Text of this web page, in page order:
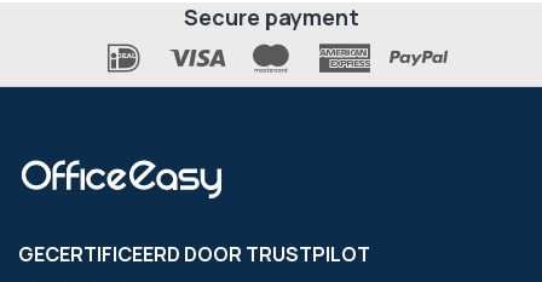
Secure payment
GECERTIFICEERD DOOR TRUSTPILOT